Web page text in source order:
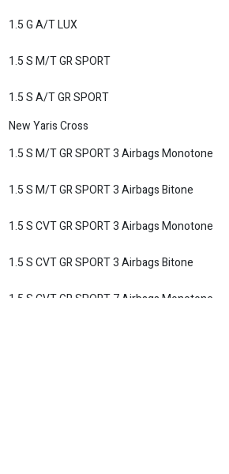
1.5 S HV CVT TSS 2 TONE
1.5 S HV CVT TSS 2 TONE (Premium Color)
1.5 S GR HV CVT TSS
1.5 S GR HV CVT TSS (Premium Color)
1.5 S GR HV CVT TSS 2 TONE
1.5 S GR HV CVT TSS 2 TONE (Premium Color)
RAV4 GR Sport PHEV
RAV4 GR Sport PHEV